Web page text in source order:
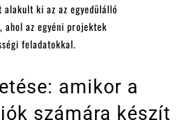
ki az az egyedülálló
az egyéni projektek
feladatokkal.
amikor a
számára készít